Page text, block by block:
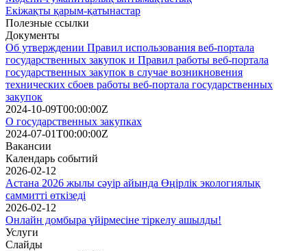
Екіжақты қарым-қатынастар
Полезные ссылки
Документы
Об утверждении Правил использования веб-портала
государственных закупок и Правил работы веб-портала
государственных закупок в случае возникновения
технических сбоев работы веб-портала государственных
закупок
2024-10-09T00:00:00Z
О государственных закупках
2024-07-01T00:00:00Z
Вакансии
Календарь событий
2026-02-12
Астана 2026 жылы сәуір айында Өңірлік экологиялық
саммитті өткізеді
2026-02-12
Онлайн домбыра үйірмесіне тіркелу ашылды!
Услуги
Слайды